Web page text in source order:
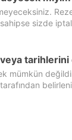
sizde
mümkün